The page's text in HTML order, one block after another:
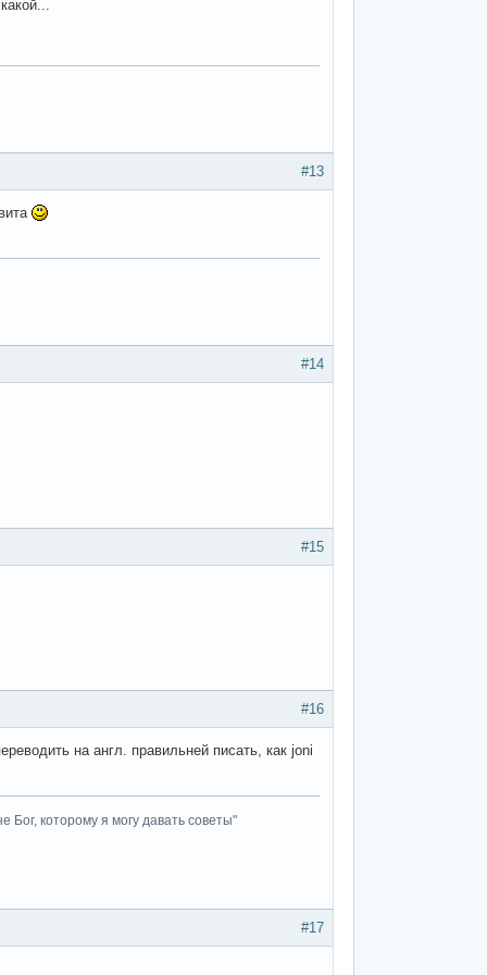
#13
#14
#15
#16
на англ. правильней писать, как joni
Бог, которому я могу давать советы"
#17